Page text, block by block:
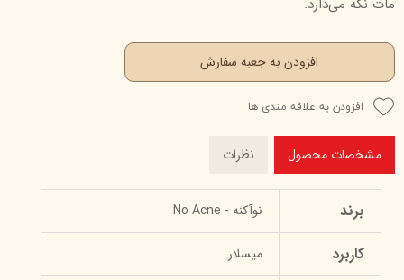
مات نگه می‌دارد.
افزودن به جعبه سفارش
افزودن به علاقه مندی ها
مشخصات محصول نظرات
برند نوآکنه - No Acne
کاربرد میسلار